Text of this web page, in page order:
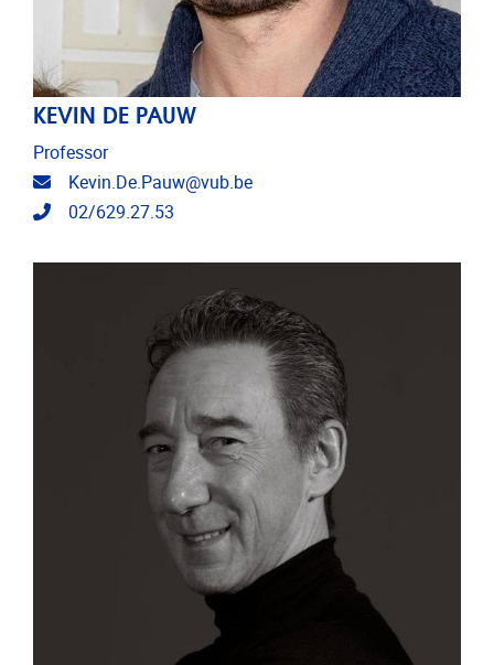
KEVIN DE PAUW
Professor
E-mailadres
Kevin.De.Pauw@vub.be
Telefoonnummer
02/629.27.53